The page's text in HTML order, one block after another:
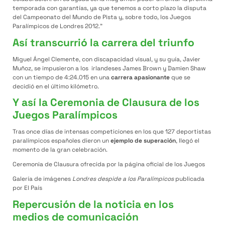
temporada con garantías, ya que tenemos a corto plazo la disputa
del Campeonato del Mundo de Pista y, sobre todo, los Juegos
Paralímpicos de Londres 2012.”
Así transcurrió la carrera del triunfo
Miguel Ángel Clemente, con discapacidad visual, y su guía, Javier
Muñoz, se impusieron a los irlandeses James Brown y Damien Shaw
con un tiempo de 4:24.015 en unacarrera apasionanteque se
decidió en el último kilómetro.
Y así la Ceremonia de Clausura de los
Juegos Paralímpicos
Tras once días de intensas competiciones en los que 127 deportistas
paralímpicos españoles dieron unejemplo de superación, llegó el
momento de la gran celebración.
Ceremonia de Clausura ofrecida por la página oficial de los Juegos
Galería de imágenes Londres despide a los Paralímpicospublicada
por El País
Repercusión de la noticia en los
medios de comunicación